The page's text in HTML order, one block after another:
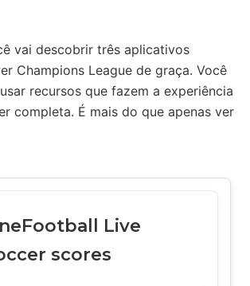
vai descobrir três aplicativos
Champions League de graça. Você
recursos que fazem a experiência
completa. É mais do que apenas ver
Live
scores